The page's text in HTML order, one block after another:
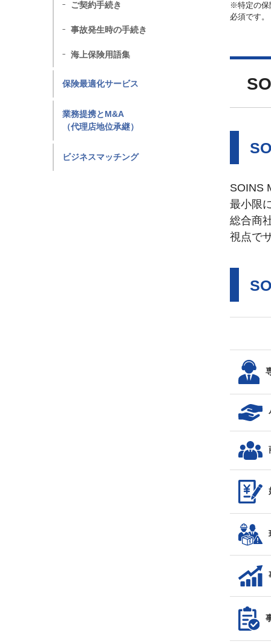
※特定の保
必須です。
SOINS
最小限
総合商
視点で
ご契約手続き
事故発生時の手続き
海上保険用語集
保険最適化サービス
業務提携とM&A
（代理店地位承継）
ビジネスマッチング